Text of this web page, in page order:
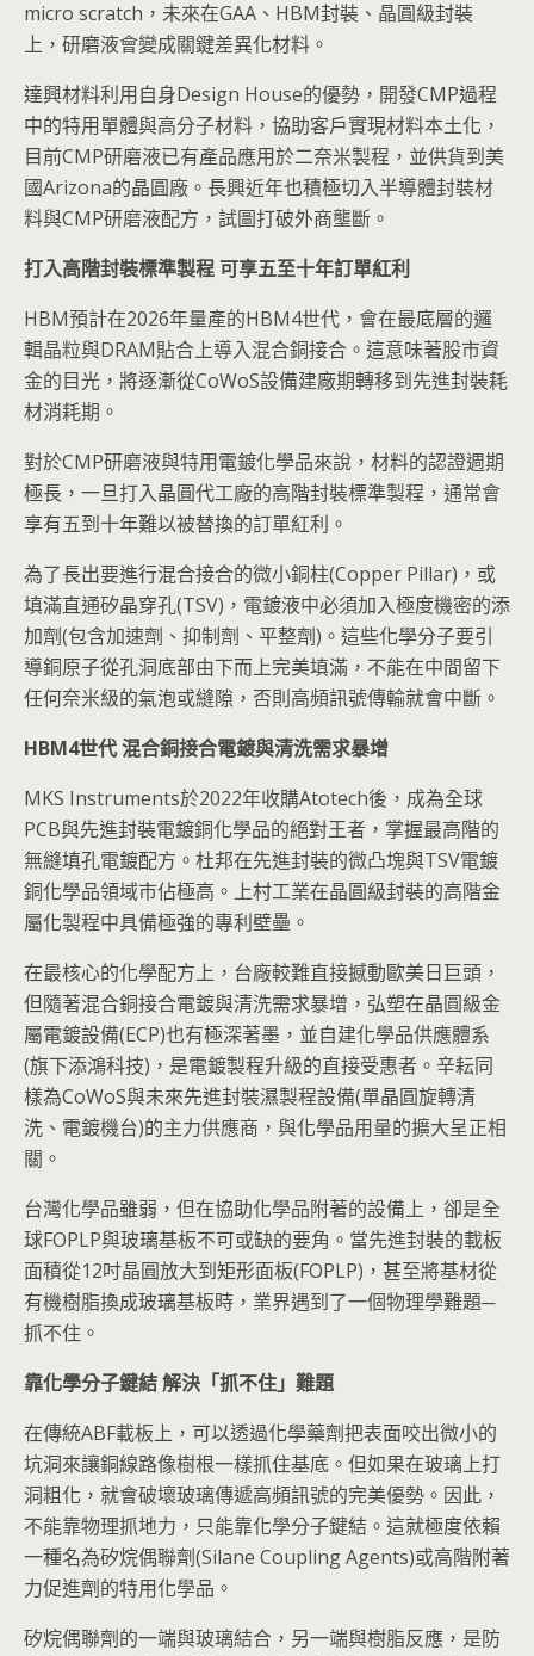
micro scratch，未來在GAA、HBM封裝、晶圓級封裝
上，研磨液會變成關鍵差異化材料。
達興材料利用自身Design House的優勢，開發CMP過程
中的特用單體與高分子材料，協助客戶實現材料本土化，
目前CMP研磨液已有產品應用於二奈米製程，並供貨到美
國Arizona的晶圓廠。長興近年也積極切入半導體封裝材
料與CMP研磨液配方，試圖打破外商壟斷。
打入高階封裝標準製程 可享五至十年訂單紅利
HBM預計在2026年量產的HBM4世代，會在最底層的邏
輯晶粒與DRAM貼合上導入混合銅接合。這意味著股市資
金的目光，將逐漸從CoWoS設備建廠期轉移到先進封裝耗
材消耗期。
對於CMP研磨液與特用電鍍化學品來說，材料的認證週期
極長，一旦打入晶圓代工廠的高階封裝標準製程，通常會
享有五到十年難以被替換的訂單紅利。
為了長出要進行混合接合的微小銅柱(Copper Pillar)，或
填滿直通矽晶穿孔(TSV)，電鍍液中必須加入極度機密的添
加劑(包含加速劑、抑制劑、平整劑)。這些化學分子要引
導銅原子從孔洞底部由下而上完美填滿，不能在中間留下
任何奈米級的氣泡或縫隙，否則高頻訊號傳輸就會中斷。
HBM4世代混合銅接合電鍍與清洗需求暴增
MKS Instruments於2022年收購Atotech後，成為全球
PCB與先進封裝電鍍銅化學品的絕對王者，掌握最高階的
無縫填孔電鍍配方。杜邦在先進封裝的微凸塊與TSV電鍍
銅化學品領域市佔極高。上村工業在晶圓級封裝的高階金
屬化製程中具備極強的專利壁壘。
在最核心的化學配方上，台廠較難直接撼動歐美日巨頭，
但隨著混合銅接合電鍍與清洗需求暴增，弘塑在晶圓級金
屬電鍍設備(ECP)也有極深著墨，並自建化學品供應體系
(旗下添鴻科技)，是電鍍製程升級的直接受惠者。辛耘同
樣為CoWoS與未來先進封裝濕製程設備(單晶圓旋轉清
洗、電鍍機台)的主力供應商，與化學品用量的擴大呈正相
關。
台灣化學品雖弱，但在協助化學品附著的設備上，卻是全
球FOPLP與玻璃基板不可或缺的要角。當先進封裝的載板
面積從12吋晶圓放大到矩形面板(FOPLP)，甚至將基材從
有機樹脂換成玻璃基板時，業界遇到了一個物理學難題─
抓不住。
靠化學分子鍵結解決「抓不住」難題
在傳統ABF載板上，可以透過化學藥劑把表面咬出微小的
坑洞來讓銅線路像樹根一樣抓住基底。但如果在玻璃上打
洞粗化，就會破壞玻璃傳遞高頻訊號的完美優勢。因此，
不能靠物理抓地力，只能靠化學分子鍵結。這就極度依賴
一種名為矽烷偶聯劑(Silane Coupling Agents)或高階附著
力促進劑的特用化學品。
矽烷偶聯劑的一端與玻璃結合，另一端與樹脂反應，是防